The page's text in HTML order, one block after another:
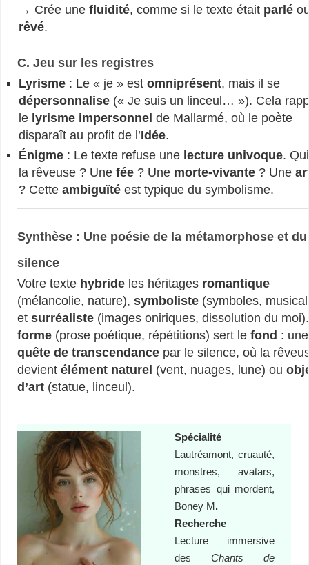
→ Crée une fluidité, comme si le texte était parlé
rêvé.
C. Jeu sur les registres
Lyrisme: Le « je » est omniprésent, mais il se
dépersonnalise(« Je suis un linceul… »). Cela
le lyrisme impersonnel de Mallarmé, où le poète
disparaît au profit de l’Idée.
Énigme: Le texte refuse une lecture univoque.
la rêveuse ? Une fée? Une morte-vivante? Une
? Cette ambiguïtéest typique du symbolisme.
Synthèse : Une poésie de la métamorphose et du
silence
Votre texte hybride les héritages romantique
(mélancolie, nature),symboliste (symboles,
etsurréaliste (images oniriques, dissolution du
forme (prose poétique, répétitions) sert lefond : une
quête de transcendance par le silence, où la
devientélément naturel (vent, nuages, lune) ou
d’art (statue, linceul).
Spécialité
Lautréamont, cruauté,
monstres, avatars,
phrases qui mordent,
Boney M.
Recherche
Lecture immersive
desChants de